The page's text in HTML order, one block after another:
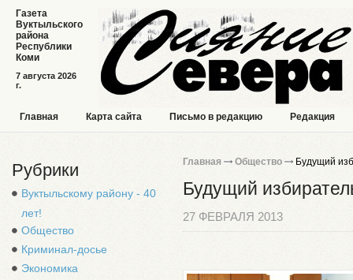
7 августа 2026
г.
Газета
Вуктыльского
района
Республики
Коми
Главная Карта сайта Письмо в редакцию Редакция
Рубрики
Вуктыльскому району - 40
лет!
Общество
Криминал-досье
Экономика
Главная Общество Будущий
Будущий
27 ФЕВРАЛЯ 2013